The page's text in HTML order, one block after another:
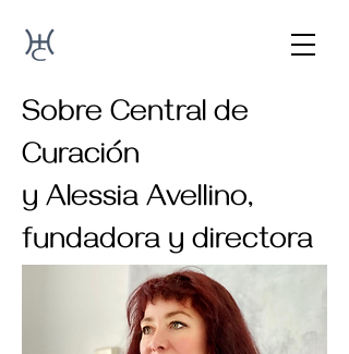
Sobre Central de
Curación
y Alessia Avellino,
fundadora y directora